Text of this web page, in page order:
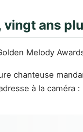
ans
Melody
chanteuse
à la caméra :